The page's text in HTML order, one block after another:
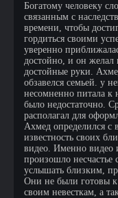
Богатому человеку
связанным с
времени, чтобы
гордиться своими
уверенно
достойно, и он желал
достойные руки.
обзавелся семьей. у
несомненно питала к
было недостаточно.
располагал для
Ахмед определился с
известность своих
видео. Именно видео
произошло
услышать близким,
Они не были готовы к
своим невесткам, а